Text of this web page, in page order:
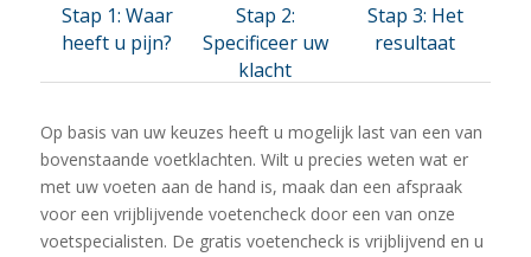
Stap 1: Waar
heeft u pijn?
Stap 2:
Specificeer uw
klacht
Stap 3: Het
resultaat
Op basis van uw keuzes heeft u mogelijk last van een van
bovenstaande voetklachten. Wilt u precies weten wat er
met uw voeten aan de hand is, maak dan een afspraak
voor een vrijblijvende voetencheck door een van onze
voetspecialisten. De gratis voetencheck is vrijblijvend en u